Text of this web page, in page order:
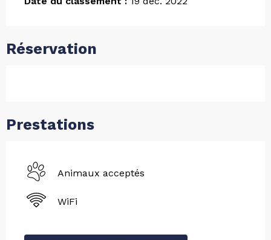
Réservation
Prestations
Animaux acceptés
WiFi